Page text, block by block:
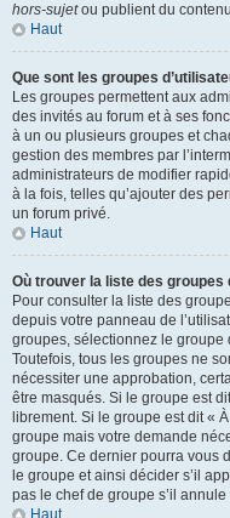
hors-sujetou publient du
Haut
Que sont les groupes
Les groupes permettent aux
des invités au forum et à ses
à un ou plusieurs groupes et
gestion des membres par
administrateurs de modifier
à la fois, telles qu’ajouter des
un forum privé.
Haut
Où trouver la liste des
Pour consulter la liste des
depuis votre panneau de
groupes, sélectionnez le
Toutefois, tous les groupes ne
nécessiter une approbation,
être masqués. Si le groupe est
librement. Si le groupe est dit «
groupe mais votre demande
groupe. Ce dernier pourra vous
le groupe et ainsi décider s’il
pas le chef de groupe s’il
Haut